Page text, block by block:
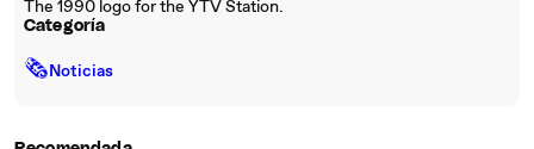
The 1990 logo for the YTV Station.
Categoría
🗞Noticias